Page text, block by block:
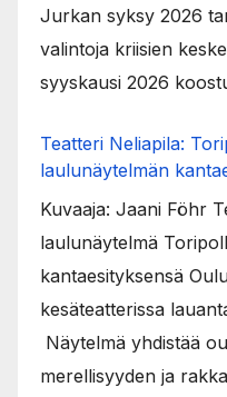
Jurkan syksy 2026
valintoja kriisien
syyskausi 2026
Teatteri Neliapila:
laulunäytelmän
Kuvaaja: Jaani Föhr
laulunäytelmä
kantaesityksensä
kesäteatterissa
Näytelmä yhdistää
merellisyyden ja